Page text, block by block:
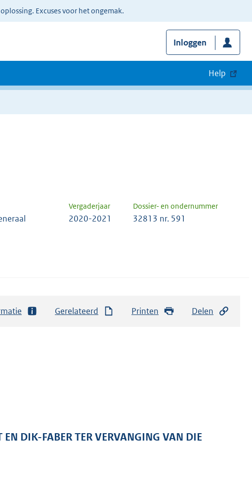
Excuses voor het ongemak.
Inloggen
Help
Vergaderjaar Dossier- en ondernummer
2020-2021 32813 nr. 591
Gerelateerd Printen Delen
DIK-FABER TER VERVANGING VAN DIE